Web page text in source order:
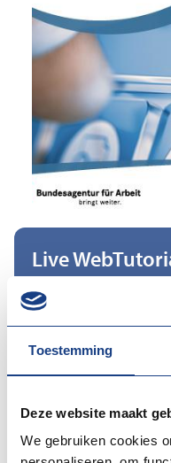
Toestemming
Deze website maakt
We gebruiken cookies
Live
sector in
Datum: 26 nov
Location:Germany
The first part of the
Living in Germany”.